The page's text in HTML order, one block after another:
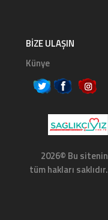
BIZE ULAŞIN
Künye
2026© Bu sitenin
tüm hakları saklıdır.